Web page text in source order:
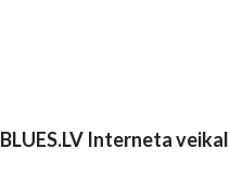
BLUES.LV Interneta